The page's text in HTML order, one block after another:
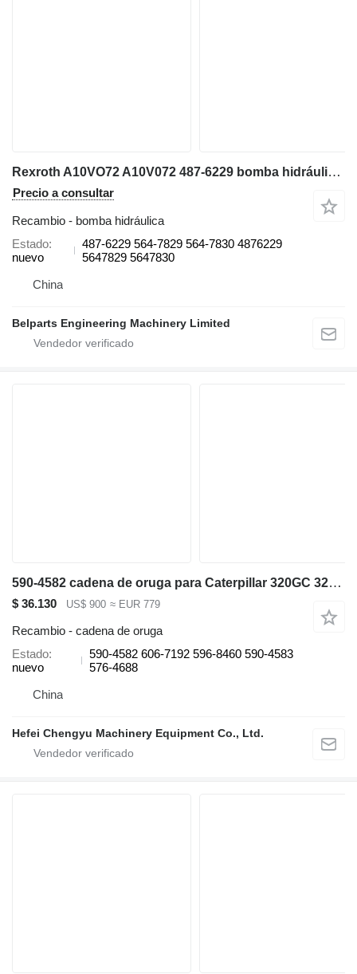
Rexroth A10VO72 A10V072 487-6229 bomba hidráulica para Caterpillar 307.5 308.5 308 CR SR 309 CR 310 miniexcavadora
Precio a consultar
Recambio - bomba hidráulica
Estado
nuevo
487-6229 564-7829 564-7830 4876229
5647829 5647830
China
Belparts Engineering Machinery Limited
590-4582 cadena de oruga para Caterpillar 320GC 323GX 320GX CAT320 excavadora
$ 36.130 US$ 900 ≈ EUR 779
Recambio - cadena de oruga
Estado
nuevo
590-4582 606-7192 596-8460 590-4583
576-4688
China
Hefei Chengyu Machinery Equipment Co., Ltd.